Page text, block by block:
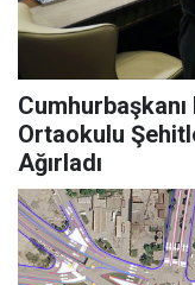
Ortaokulu
Ağırladı